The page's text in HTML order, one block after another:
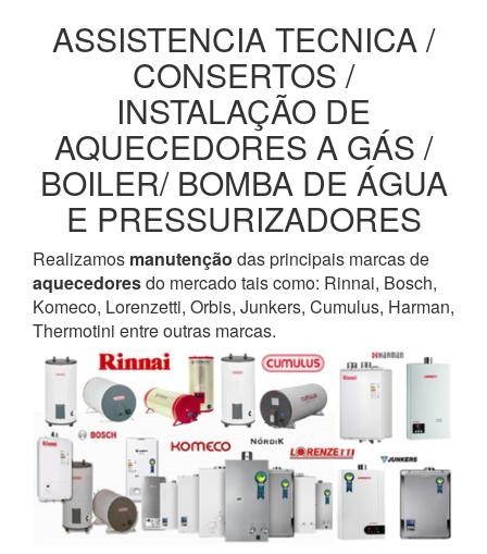
ASSISTENCIA TECNICA /
CONSERTOS /
INSTALAÇÃO DE
AQUECEDORES A GÁS /
BOILER/ BOMBA DE ÁGUA
E PRESSURIZADORES
Realizamos manutenção das principais marcas de
aquecedoresdo mercado tais como: Rinnai, Bosch,
Komeco, Lorenzetti, Orbis, Junkers, Cumulus, Harman,
Thermotini entre outras marcas.